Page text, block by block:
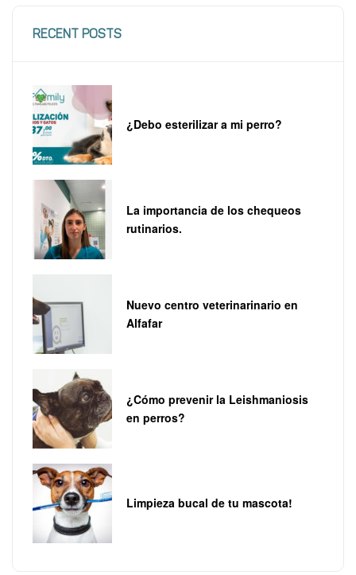
RECENT POSTS
¿Debo esterilizar a mi perro?
La importancia de los chequeos
rutinarios.
Nuevo centro veterinarinario en
Alfafar
¿Cómo prevenir la Leishmaniosis
en perros?
Limpieza bucal de tu mascota!